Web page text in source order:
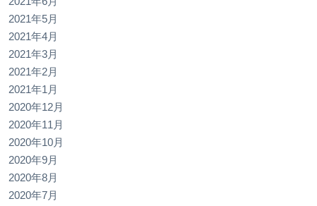
2021年5月
2021年4月
2021年3月
2021年2月
2021年1月
2020年12月
2020年11月
2020年10月
2020年9月
2020年8月
2020年7月